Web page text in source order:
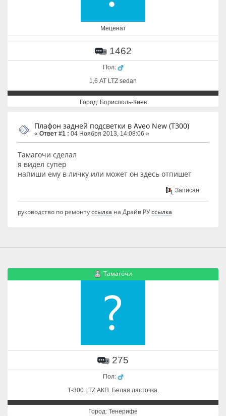
Меценат
1462
Пол:
1,6 АТ LTZ sedan
Город: Борисполь-Киев
Плафон задней подсветки в Aveo New (T300)
« Ответ #1 : 04 Ноября 2013, 14:08:06 »
Тамагочи сделал
я видел супер
напиши ему в личку или может он здесь отпишет
Записан
руководство по ремонтуссылка на Драйв РУссылка
Тамагочи
275
Пол:
Т-300 LTZ АКП. Белая ласточка.
Город: Тенерифе